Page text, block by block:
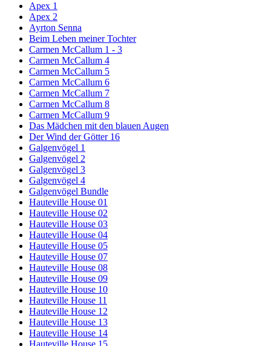
Apex 1
Apex 2
Ayrton Senna
Beim Leben meiner Tochter
Carmen McCallum 1 - 3
Carmen McCallum 4
Carmen McCallum 5
Carmen McCallum 6
Carmen McCallum 7
Carmen McCallum 8
Carmen McCallum 9
Das Mädchen mit den blauen Augen
Der Wind der Götter 16
Galgenvögel 1
Galgenvögel 2
Galgenvögel 3
Galgenvögel 4
Galgenvögel Bundle
Hauteville House 01
Hauteville House 02
Hauteville House 03
Hauteville House 04
Hauteville House 05
Hauteville House 07
Hauteville House 08
Hauteville House 09
Hauteville House 10
Hauteville House 11
Hauteville House 12
Hauteville House 13
Hauteville House 14
Hauteville House 15